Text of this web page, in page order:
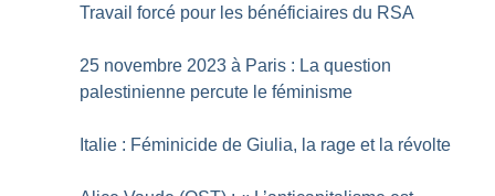
Travail forcé pour les bénéficiaires du RSA
25 novembre 2023 à Paris : La question
palestinienne percute le féminisme
Italie : Féminicide de Giulia, la rage et la révolte